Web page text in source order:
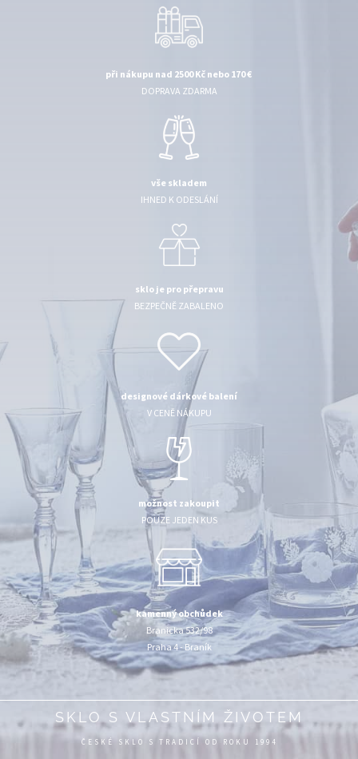
při nákupu nad 2500 Kč nebo 170 €
DOPRAVA ZDARMA
vše skladem
IHNED K ODESLÁNÍ
sklo je pro přepravu
BEZPEČNĚ ZABALENO
designové dárkové balení
V CENĚ NÁKUPU
možnost zakoupit
POUZE JEDEN KUS
kamenný obchůdek
Branicka 532/98
Praha 4 - Braník
SKLO S VLASTNÍM ŽIVOTEM
ČESKÉ SKLO S TRADICÍ OD ROKU 1994